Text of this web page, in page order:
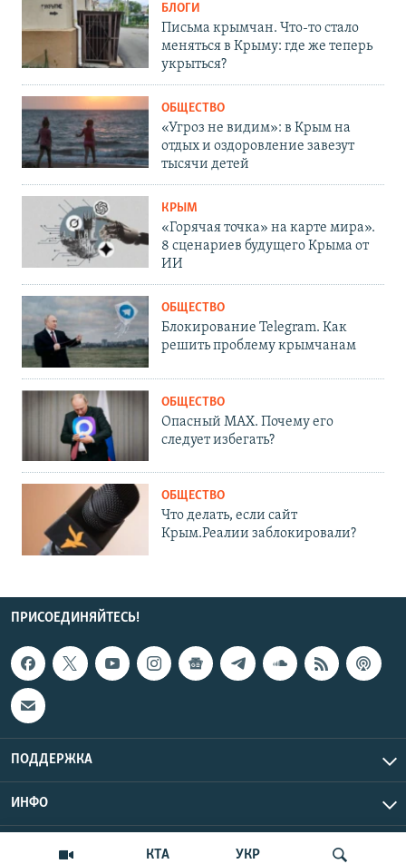
КТА УКР
БЛОГИ
Письма крымчан. Что-то стало
меняться в Крыму: где же теперь
укрыться?
ОБЩЕСТВО
«Угроз не видим»: в Крым на
отдых и оздоровление завезут
тысячи детей
КРЫМ
«Горячая точка» на карте мира».
8 сценариев будущего Крыма от
ИИ
ОБЩЕСТВО
Блокирование Telegram. Как
решить проблему крымчанам
ОБЩЕСТВО
Опасный MAX. Почему его
следует избегать?
ОБЩЕСТВО
Что делать, если сайт
Крым.Реалии заблокировали?
ПРИСОЕДИНЯЙТЕСЬ!
ПОДДЕРЖКА
ИНФО
Copyright Крым.Реалии, 2026 | Все права защищены.
UTC+3